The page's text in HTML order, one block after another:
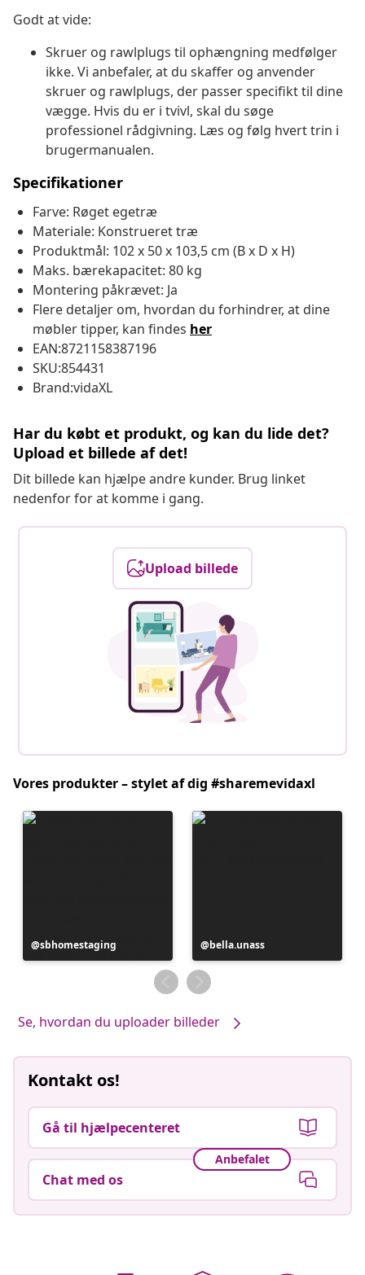
Godt at vide:
Skruer og rawlplugs til ophængning medfølger
ikke. Vi anbefaler, at du skaffer og anvender
skruer og rawlplugs, der passer specifikt til dine
vægge. Hvis du er i tvivl, skal du søge
professionel rådgivning. Læs og følg hvert trin i
brugermanualen.
Specifikationer
Farve: Røget egetræ
Materiale: Konstrueret træ
Produktmål: 102 x 50 x 103,5 cm (B x D x H)
Maks. bærekapacitet: 80 kg
Montering påkrævet: Ja
Flere detaljer om, hvordan du forhindrer, at dine
møbler tipper, kan findes her
EAN:8721158387196
SKU:854431
Brand:vidaXL
Har du købt et produkt, og kan du lide det?
Upload et billede af det!
Dit billede kan hjælpe andre kunder. Brug linket
nedenfor for at komme i gang.
Upload billede
Vores produkter – stylet af dig #sharemevidaxl
Opslag
offentliggjort
sbhomestaging
Opslag
offentliggjort
af
bella.unass
Se, hvordan du uploader billeder
Kontakt os!
Gå til hjælpecenteret
Anbefalet
Chat med os